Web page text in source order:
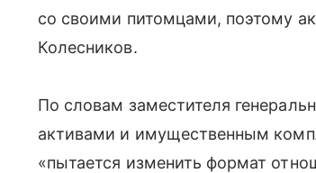
со своими питомцами, поэтому
Колесников.
По словам заместителя
активами и имущественным
«пытается изменить формат